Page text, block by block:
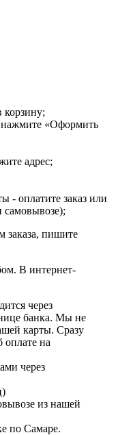
корзину;
нажмите «Оформить
адрес;
- оплатите заказ или
самовывозе);
заказа, пишите
В интернет-
через
банка. Мы не
карты. Сразу
оплате на
через
из нашей
по Самаре.